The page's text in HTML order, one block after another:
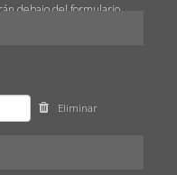
debajo del formulario.
Eliminar